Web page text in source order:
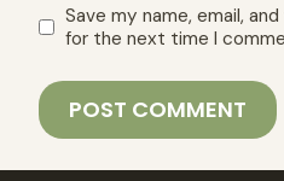
Save my name, email,
for the next time I